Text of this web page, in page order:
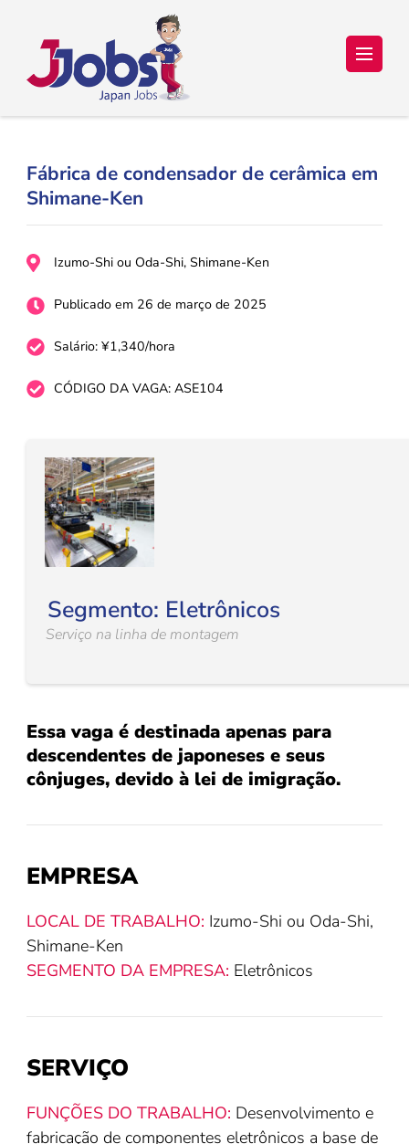
Japan Jobs Online – Trabalho e
Estudo no Japão
Seu sonho de ir para o Japão está a um passo de se tornar
realidade!
Fábrica de condensador de cerâmica em
Shimane-Ken
Izumo-Shi ou Oda-Shi, Shimane-Ken
Publicado em 26 de março de 2025
Salário: ¥1,340/hora
CÓDIGO DA VAGA: ASE104
Segmento: Eletrônicos
Serviço na linha de montagem
Essa vaga é destinada apenas para
descendentes de japoneses e seus
cônjuges, devido à lei de imigração.
EMPRESA
LOCAL DE TRABALHO: Izumo-Shi ou Oda-Shi,
Shimane-Ken
SEGMENTO DA EMPRESA: Eletrônicos
SERVIÇO
FUNÇÕES DO TRABALHO: Desenvolvimento e
fabricação de componentes eletrônicos a base de